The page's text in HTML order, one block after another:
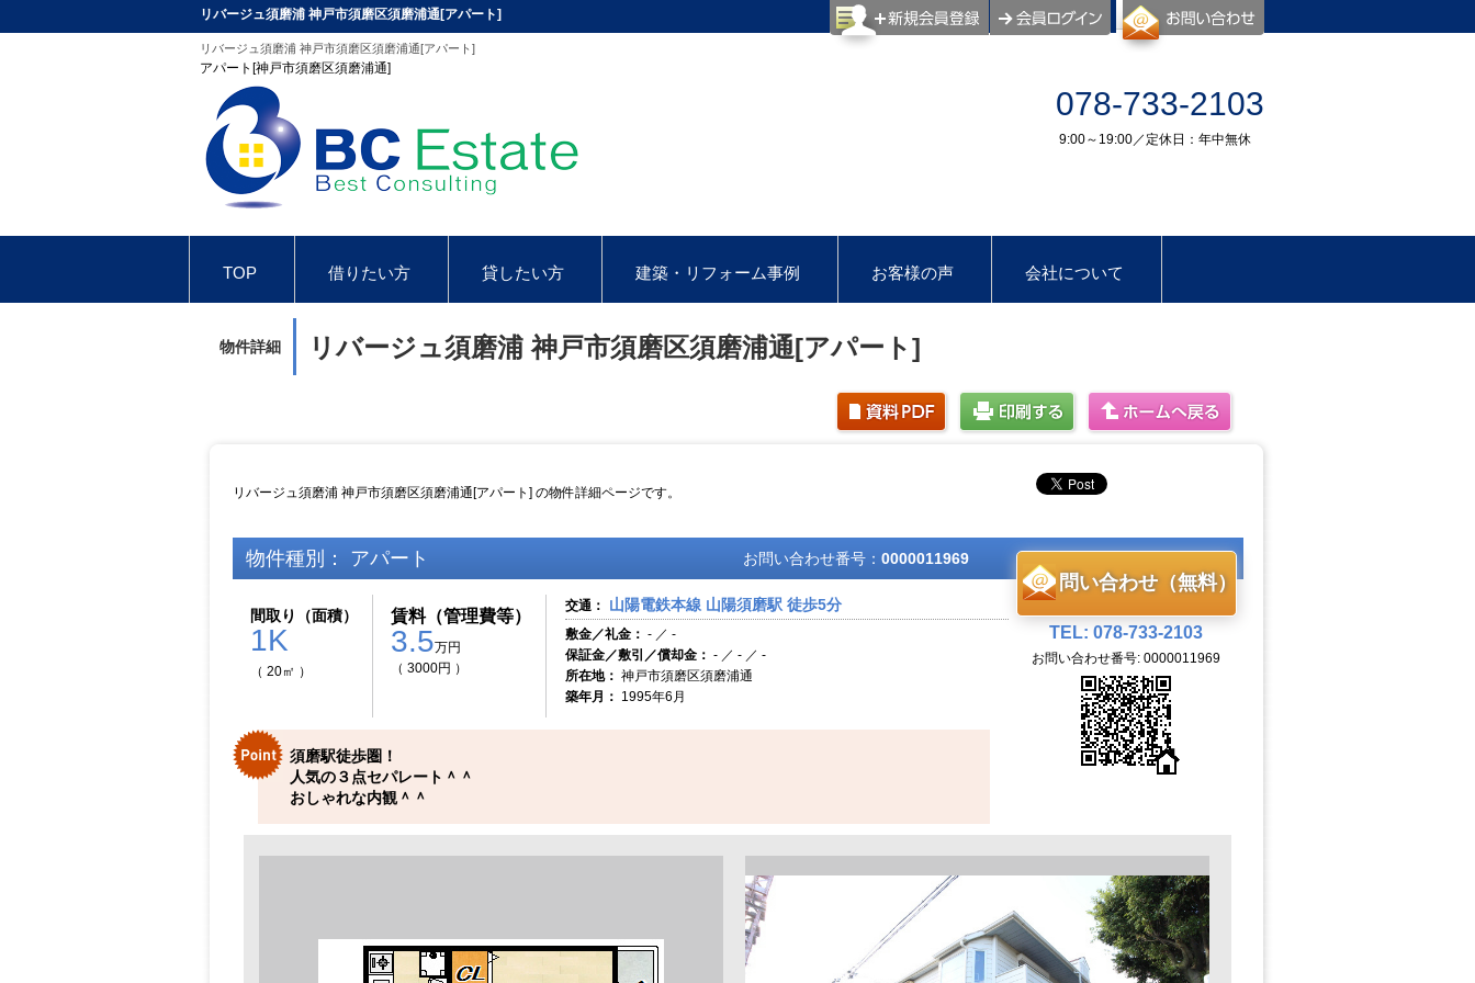
リバージュ須磨浦 神戸市須磨区須磨浦通[アパート]
リバージュ須磨浦 神戸市須磨区須磨浦通[アパート]
アパート[神戸市須磨区須磨浦通]
078-733-2103
9:00～19:00／定休日：年中無休
TOP 借りたい方 貸したい方 建築・リフォーム事例 お客様の声 会社について
お問合せ インスタグラム
物件詳細 リバージュ須磨浦 神戸市須磨区須磨浦通[アパート]
リバージュ須磨浦 神戸市須磨区須磨浦通[アパート] の物件詳細ページです。
物件種別： アパート お問い合わせ番号： 0000011969
間取り（面積）
1K
（ 20㎡ ）
賃料（管理費等）
3.5万円
（ 3000円 ）
交通： 山陽電鉄本線 山陽須磨駅 徒歩5分
敷金／礼金： - ／ -
保証金／敷引／償却金： - ／ - ／ -
所在地： 神戸市須磨区須磨浦通
築年月： 1995年6月
須磨駅徒歩圏！
人気の３点セパレート＾＾
おしゃれな内観＾＾
問い合わせ（無料）
TEL: 078-733-2103
お問い合わせ番号: 0000011969